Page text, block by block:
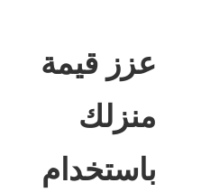
عزز قيمة
منزلك
باستخدام